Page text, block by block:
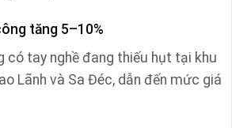
tăng 5–10%
có tay nghề đang thiếu hụt tại khu
Lãnh và Sa Đéc, dẫn đến mức giá